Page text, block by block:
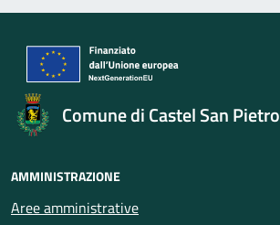
Comune di Castel San
AMMINISTRAZIONE
Aree amministrative